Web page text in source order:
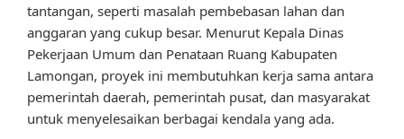
tantangan, seperti masalah pembebasan lahan dan
anggaran yang cukup besar. Menurut Kepala Dinas
Pekerjaan Umum dan Penataan Ruang Kabupaten
Lamongan, proyek ini membutuhkan kerja sama antara
pemerintah daerah, pemerintah pusat, dan masyarakat
untuk menyelesaikan berbagai kendala yang ada.